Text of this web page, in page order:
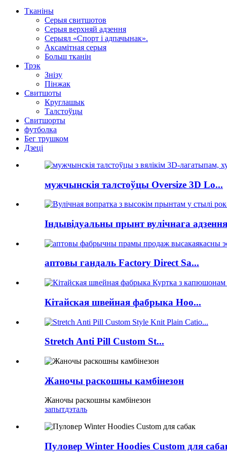
Тканіны
Серыя свитшотов
Серыя верхняй адзення
Серыял «Спорт і адпачынак».
Аксамітная серыя
Больш тканін
Трэк
Знізу
Пінжак
Свитшоты
Круглашык
Талстоўцы
Свитшорты
футболка
Бег трушком
Дзеці
мужчынскія талстоўцы Oversize 3D Lo...
Індывідуальны прынт вулічнага
аптовы гандаль Factory Direct Sa...
Кітайская швейная фабрыка Hoo...
Stretch Anti Pill Custom St...
Жаночы раскошны камбінезон
Жаночы раскошны камбінезон
запытдэталь
Пуловер Winter Hoodies Custom для